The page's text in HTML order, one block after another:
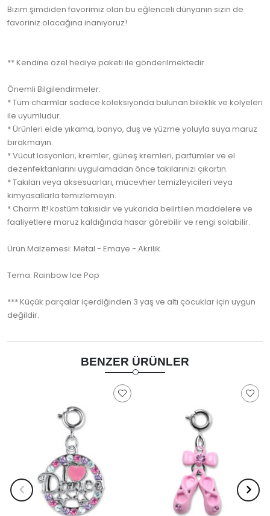
Bizim şimdiden favorimiz olan bu eğlenceli dünyanın sizin de
favoriniz olacağına inanıyoruz!
** Kendine özel hediye paketi ile gönderilmektedir.
Önemli Bilgilendirmeler:
* Tüm charmlar sadece koleksiyonda bulunan bileklik ve kolyeleri
ile uyumludur.
* Ürünleri elde yıkama, banyo, duş ve yüzme yoluyla suya maruz
bırakmayın.
* Vücut losyonları, kremler, güneş kremleri, parfümler ve el
dezenfektanlarını uygulamadan önce takılarınızı çıkartın.
* Takıları veya aksesuarları, mücevher temizleyicileri veya
kimyasallarla temizlemeyin.
* Charm It! kostüm takısıdır ve yukarıda belirtilen maddelere ve
faaliyetlere maruz kaldığında hasar görebilir ve rengi solabilir.
Ürün Malzemesi: Metal - Emaye - Akrilik.
Tema: Rainbow Ice Pop
*** Küçük parçalar içerdiğinden 3 yaş ve altı çocuklar için uygun
değildir.
BENZER ÜRÜNLER